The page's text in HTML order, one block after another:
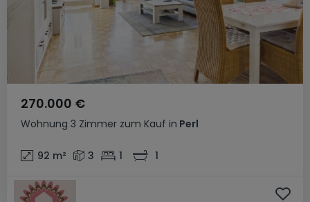
Wohnung 3 Zimmer zum Kauf in Perl
270.000 €
92 m² 3 1 1